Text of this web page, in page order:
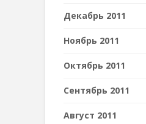
Декабрь 2011
Ноябрь 2011
Октябрь 2011
Сентябрь 2011
Август 2011